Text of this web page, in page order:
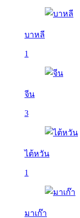
บาหลี
1
จีน
3
ไต้หวัน
1
มาเก๊า